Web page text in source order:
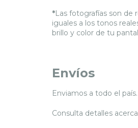
*Las fotografías son de
iguales a los tonos
brillo y color de tu
Envíos
Enviamos a todo el país.
Consulta detalles